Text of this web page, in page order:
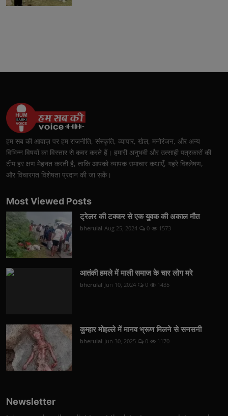
हम सब की आवाज़ पर हम राजनीति, संस्कृति, व्यापार, खेल, मनोरंजन, और अन्य
विभिन्न विषयों का विस्तार से कवर करते हैं। हमारी अनुभवी और उत्साही पत्रकारों की
टीम हर क्षण मेहनत करती है, ताकि आपको व्यापक समाचार कथाएँ, गहरे विश्लेषण,
और विचारगत विशेषता प्रदान की जा सकें।
Most Viewed Posts
ट्रेलर की टक्कर से एक युवक की अकाल मौत
bherulal Aug 25, 2024 0 1573
आतंकी हमले में माली समाज के चार लोग मरे
bherulal Jun 10, 2024 0 1435
कुम्हार मोहल्ले में मानव भ्रूण मिलने से सनसनी
bherulal Jun 30, 2025 0 1170
Newsletter